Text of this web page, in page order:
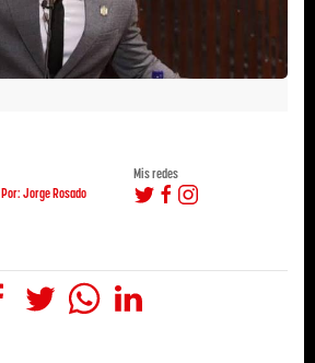
Por: Jorge Rosado
Mis redes